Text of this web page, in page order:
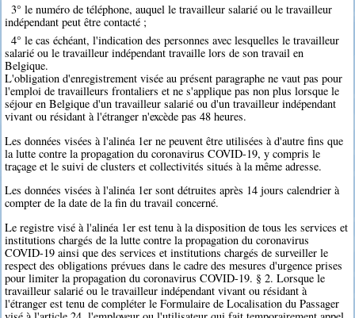
3° le numéro de téléphone, auquel le travailleur salarié ou le travailleur
indépendant peut être contacté ;
4° le cas échéant, l'indication des personnes avec lesquelles le travailleur
salarié ou le travailleur indépendant travaille lors de son travail en
Belgique.
L'obligation d'enregistrement visée au présent paragraphe ne vaut pas pour
l'emploi de travailleurs frontaliers et ne s'applique pas non plus lorsque le
séjour en Belgique d'un travailleur salarié ou d'un travailleur indépendant
vivant ou résidant à l'étranger n'excède pas 48 heures.
Les données visées à l'alinéa 1er ne peuvent être utilisées à d'autre fins que
la lutte contre la propagation du coronavirus COVID-19, y compris le
traçage et le suivi de clusters et collectivités situés à la même adresse.
Les données visées à l'alinéa 1er sont détruites après 14 jours calendrier à
compter de la date de la fin du travail concerné.
Le registre visé à l'alinéa 1er est tenu à la disposition de tous les services et
institutions chargés de la lutte contre la propagation du coronavirus
COVID-19 ainsi que des services et institutions chargés de surveiller le
respect des obligations prévues dans le cadre des mesures d'urgence prises
pour limiter la propagation du coronavirus COVID-19. § 2. Lorsque le
travailleur salarié ou le travailleur indépendant vivant ou résidant à
l'étranger est tenu de compléter le Formulaire de Localisation du Passager